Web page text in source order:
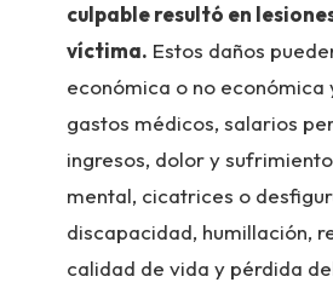
culpable resultó en
víctima. Estos daños
económica o no económica
gastos médicos, salarios
ingresos, dolor y
mental, cicatrices o
discapacidad, humillación,
calidad de vida y pérdida